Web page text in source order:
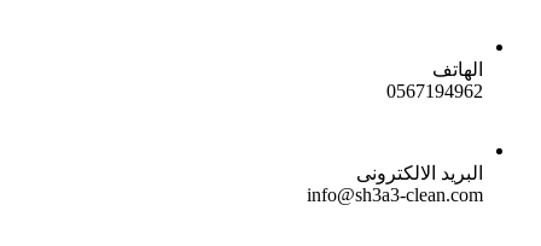
الهاتف
0567194962
البريد الالكترونى
info@sh3a3-clean.com